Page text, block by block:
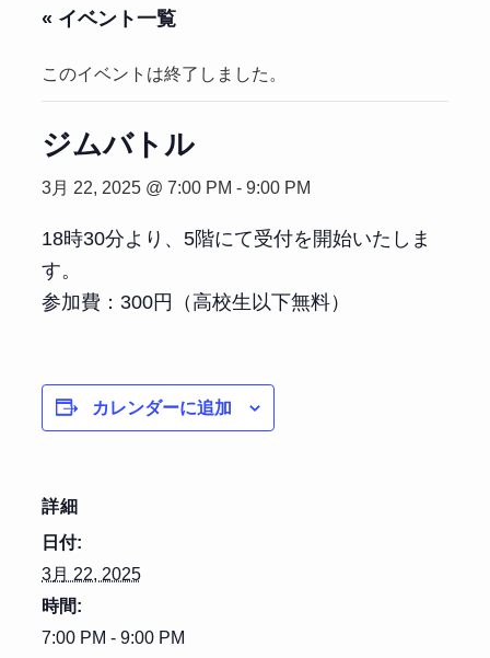
« イベント一覧
このイベントは終了しました。
ジムバトル
3月 22, 2025 @ 7:00 PM - 9:00 PM
18時30分より、5階にて受付を開始いたしま
す。
参加費：300円（高校生以下無料）
カレンダーに追加
詳細
日付:
3月 22, 2025
時間:
7:00 PM - 9:00 PM